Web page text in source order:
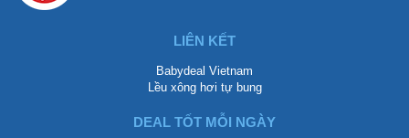
LIÊN KẾT
Babydeal Vietnam
Lều xông hơi tự bung
DEAL TỐT MỖI NGÀY